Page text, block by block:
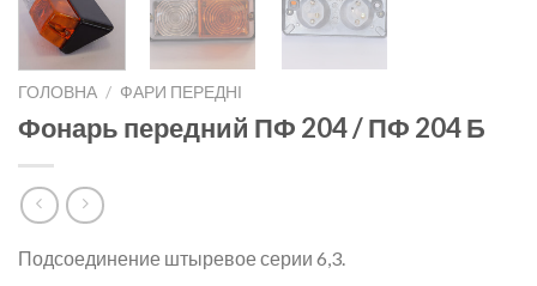
ГОЛОВНА / ФАРИ ПЕРЕДНІ
Фонарь передний ПФ 204 / ПФ 204 Б
Подсоединение штыревое серии 6,3.